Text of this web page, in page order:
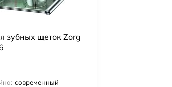
зубных щеток Zorg
современный